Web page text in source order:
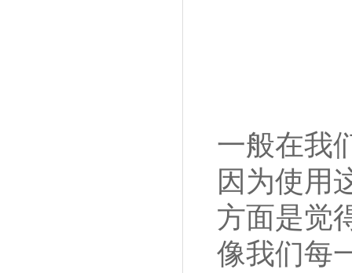
一般在我
因为使用
方面是觉
像我们每